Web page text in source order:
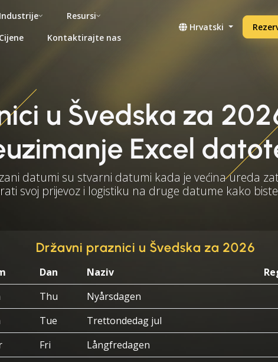
Industrije
Resursi
Cijene
Kontaktirajte nas
Hrvatski
u Švedska za
Excel
datumi su stvarni datumi kada je većina ureda
svoj prijevoz i logistiku na druge datume kako
Državni praznici u Švedska za 2026
Dan Naziv
Thu
Nyårsdagen
Tue
Trettondedag jul
Fri
Långfredagen